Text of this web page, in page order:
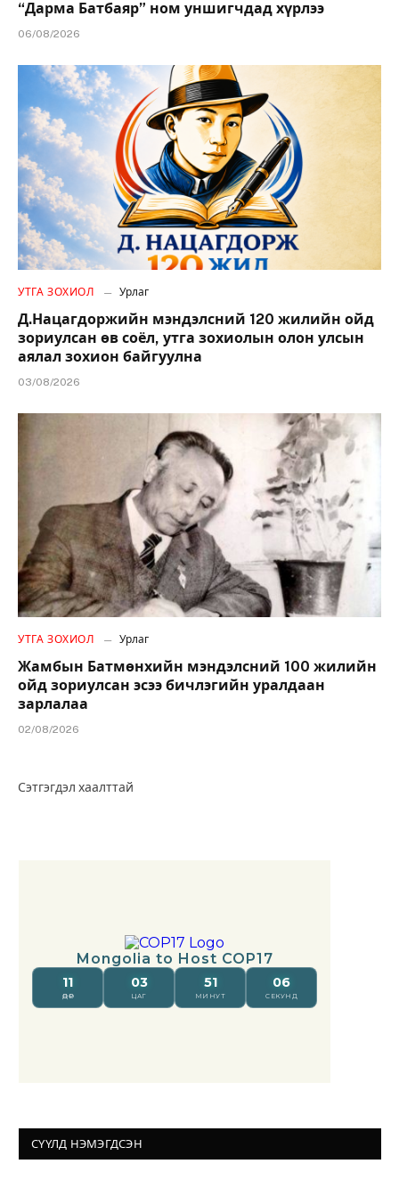
“Дарма Батбаяр” ном уншигчдад хүрлээ
06/08/2026
УТГА ЗОХИОЛ Урлаг
Д.Нацагдоржийн мэндэлсний 120 жилийн ойд
зориулсан өв соёл, утга зохиолын олон улсын
аялал зохион байгуулна
03/08/2026
УТГА ЗОХИОЛ Урлаг
Жамбын Батмөнхийн мэндэлсний 100 жилийн
ойд зориулсан эсээ бичлэгийн уралдаан
зарлалаа
02/08/2026
Сэтгэгдэл хаалттай
СҮҮЛД НЭМЭГДСЭН